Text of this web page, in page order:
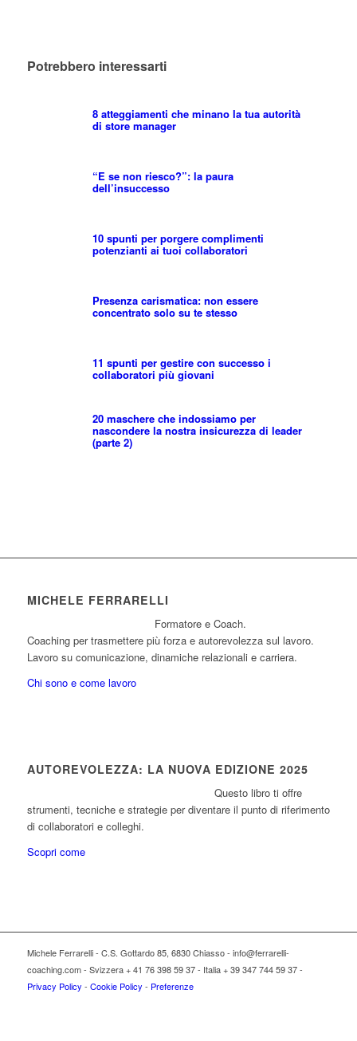
Potrebbero interessarti
8 atteggiamenti che minano la tua autorità
di store manager
“E se non riesco?”: la paura
dell’insuccesso
10 spunti per porgere complimenti
potenzianti ai tuoi collaboratori
Presenza carismatica: non essere
concentrato solo su te stesso
11 spunti per gestire con successo i
collaboratori più giovani
20 maschere che indossiamo per
nascondere la nostra insicurezza di leader
(parte 2)
MICHELE FERRARELLI
Formatore e Coach.
Coaching per trasmettere più forza e autorevolezza sul lavoro.
Lavoro su comunicazione, dinamiche relazionali e carriera.
Chi sono e come lavoro
AUTOREVOLEZZA: LA NUOVA EDIZIONE 2025
Questo libro ti offre
strumenti, tecniche e strategie per diventare il punto di riferimento
di collaboratori e colleghi.
Scopri come
Michele Ferrarelli - C.S. Gottardo 85, 6830 Chiasso - info@ferrarelli-
coaching.com - Svizzera + 41 76 398 59 37 - Italia + 39 347 744 59 37 -
Privacy Policy - Cookie Policy - Preferenze